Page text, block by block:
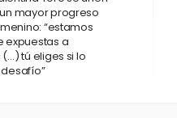
mayor progreso
“estamos
expuestas a
tú eliges si lo